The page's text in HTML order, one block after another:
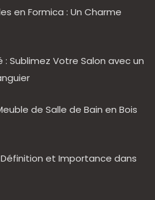
en Formica : Un Charme
Sublimez Votre Salon avec un
de Salle de Bain en Bois
et Importance dans